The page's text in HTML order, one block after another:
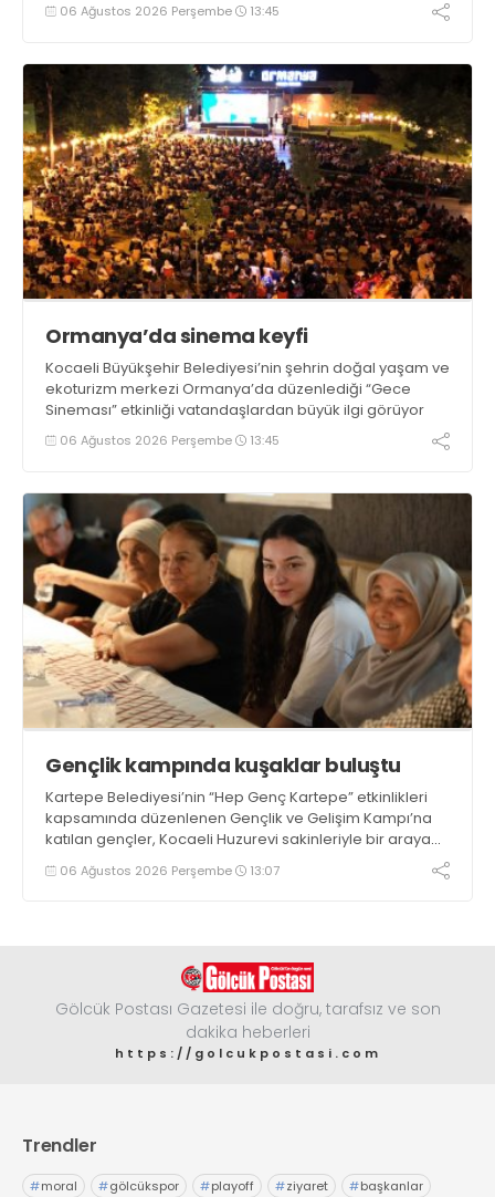
06 Ağustos 2026 Perşembe 13:45
Ormanya’da sinema keyfi
Kocaeli Büyükşehir Belediyesi’nin şehrin doğal yaşam ve
ekoturizm merkezi Ormanya’da düzenlediği “Gece
Sineması” etkinliği vatandaşlardan büyük ilgi görüyor
06 Ağustos 2026 Perşembe 13:45
Gençlik kampında kuşaklar buluştu
Kartepe Belediyesi’nin “Hep Genç Kartepe” etkinlikleri
kapsamında düzenlenen Gençlik ve Gelişim Kampı’na
katılan gençler, Kocaeli Huzurevi sakinleriyle bir araya
geldi06 Ağustos 2026 Perşembe 13:07
Gölcük Postası Gazetesi ile doğru, tarafsız ve son
dakika heberleri
https://golcukpostasi.com
Trendler
#moral #gölcükspor #playoff #ziyaret #başkanlar